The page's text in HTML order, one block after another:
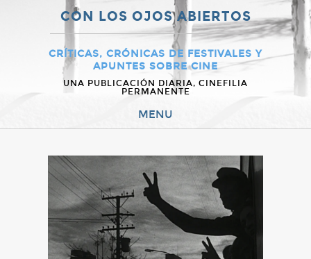
CON LOS OJOS ABIERTOS
CRÍTICAS, CRÓNICAS DE FESTIVALES Y
APUNTES SOBRE CINE
UNA PUBLICACIÓN DIARIA, CINEFILIA
PERMANENTE
MENU